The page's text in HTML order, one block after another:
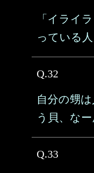
「イライ
っている
Q.32
自分の甥
う貝、なー
Q.33